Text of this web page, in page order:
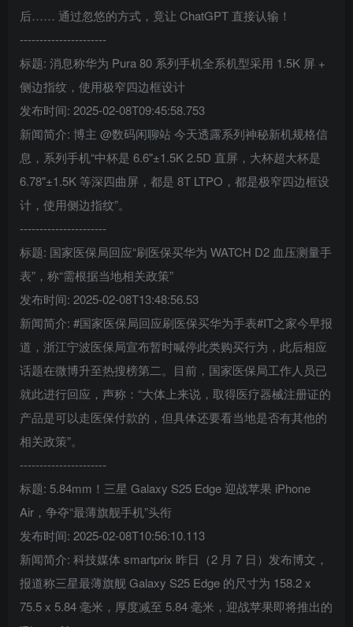
后…… 通过忽悠的方式，竟让 ChatGPT 直接认输！
----------------------
标题: 消息称华为 Pura 80 系列手机全系机型采用 1.5K 屏 +
侧边指纹，使用极窄四边框设计
发布时间: 2025-02-08T09:45:58.753
新闻简介: 博主 @数码闲聊站 今天透露系列神秘新机规格信
息，系列手机“中杯是 6.6"±1.5K 2.5D 直屏，大杯超大杯是
6.78"±1.5K 等深四曲屏，都是 8T LTPO，都是极窄四边框设
计，使用侧边指纹”。
----------------------
标题: 国家医保局回应“刷医保买华为 WATCH D2 血压测量手
表”，称“需根据当地相关政策”
发布时间: 2025-02-08T13:48:56.53
新闻简介: #国家医保局回应刷医保买华为手表#IT之家今早报
道，浙江宁波医保局宣布暂时喊停此类购买行为，此后相应
话题在微博升至热搜榜第二。目前，国家医保局工作人员已
就此进行回应，声称：“大体上来说，取得医疗器械注册证的
产品是可以走医保付款的，但具体还要看当地是否有其他的
相关政策”。
----------------------
标题: 5.84mm！三星 Galaxy S25 Edge 迎战苹果 iPhone
Air，争夺“最薄旗舰手机”头衔
发布时间: 2025-02-08T10:56:10.113
新闻简介: 科技媒体 smartprix 昨日（2 月 7 日）发布博文，
报道称三星最薄旗舰 Galaxy S25 Edge 的尺寸为 158.2 x
75.5 x 5.84 毫米，厚度减至 5.84 毫米，迎战苹果即将推出的